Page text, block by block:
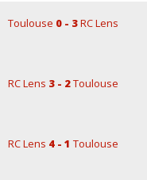
Toulouse 0 - 3RC Lens
RC Lens 3 - 2Toulouse
RC Lens 4 - 1 Toulouse